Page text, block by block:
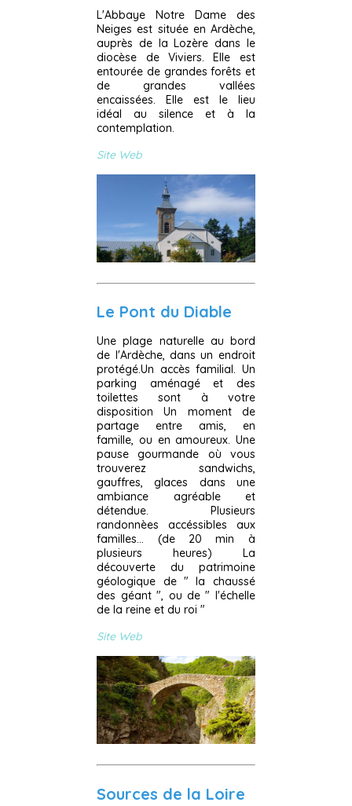
L'Abbaye Notre Dame des
Neiges est située en Ardèche,
auprès de la Lozère dans le
diocèse de Viviers. Elle est
entourée de grandes forêts et
de grandes vallées
encaissées. Elle est le lieu
idéal au silence et à la
contemplation.
Site Web
Le Pont du Diable
Une plage naturelle au bord
de l'Ardèche, dans un endroit
protégé.Un accès familial. Un
parking aménagé et des
toilettes sont à votre
disposition Un moment de
partage entre amis, en
famille, ou en amoureux. Une
pause gourmande où vous
trouverez sandwichs,
gauffres, glaces dans une
ambiance agréable et
détendue. Plusieurs
randonnèes accéssibles aux
familles... (de 20 min à
plusieurs heures) La
découverte du patrimoine
géologique de " la chaussé
des géant ", ou de " l'échelle
de la reine et du roi "
Site Web
Sources de la Loire